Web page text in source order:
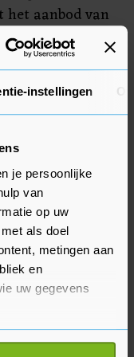
instellingen
je persoonlijke
van
op uw
als doel
metingen aan
en
uw gegevens
het aanbod van
in China
van de
het gebied
eisen van de
kunnen
goede
is.
te verbeteren
gezamenlijk